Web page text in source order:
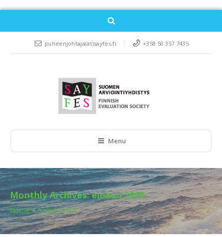
puheenjohtaja(at)sayfes.fi +358 50 357 7435
Menu
Monthly Archives:elokuu 2018
Home »elokuu 2018